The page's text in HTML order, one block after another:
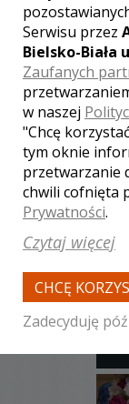
Serwisu przez
Bielsko-Biała
Zaufanych
w naszej
"Chcę
tym oknie
przetwarzanie
chwili cofnięta
Prywatności.
Czytaj więcej
CHCĘ
Zadecyduję